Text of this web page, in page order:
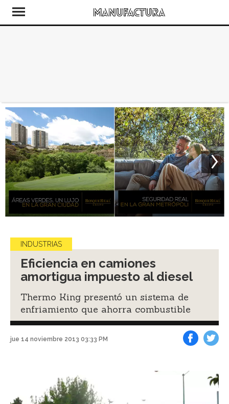
INDUSTRIAS
Eficiencia en camiones
amortigua impuesto al diesel
Thermo King presentó un sistema de
enfriamiento que ahorra combustible
jue 14 noviembre 2013 03:33 PM